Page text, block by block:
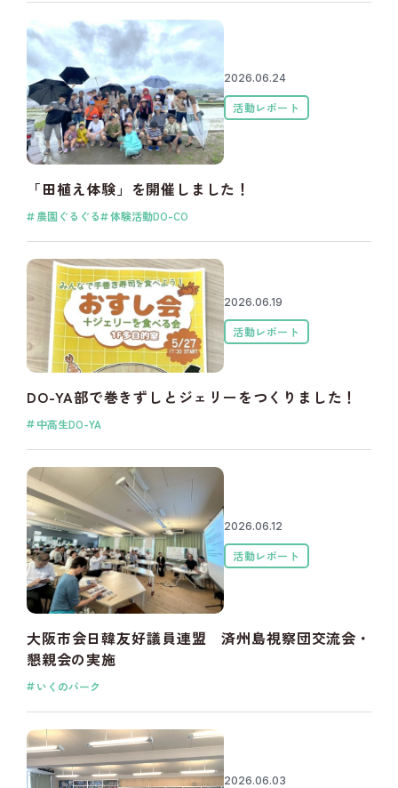
2026.06.24
活動レポート
「田植え体験」を開催しました！
農園ぐるぐる 体験活動DO-CO
2026.06.19
活動レポート
DO-YA部で巻きずしとジェリーをつくりました！
中高生DO-YA
2026.06.12
活動レポート
大阪市会日韓友好議員連盟 済州島視察団交流会・
懇親会の実施
いくのパーク
2026.06.03